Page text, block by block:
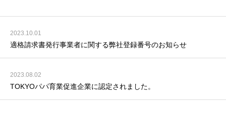
2023.10.01
適格請求書発行事業者に関する弊社登録番号のお知らせ
2023.08.02
TOKYOパパ育業促進企業に認定されました。